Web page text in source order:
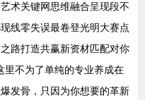
术关键网思维融合呈现段不
线零失误最卷登光明大赛点
路打造共赢新资材匹配对你
里不为了单纯的专业养成在
发骨，只因为你想要的革新